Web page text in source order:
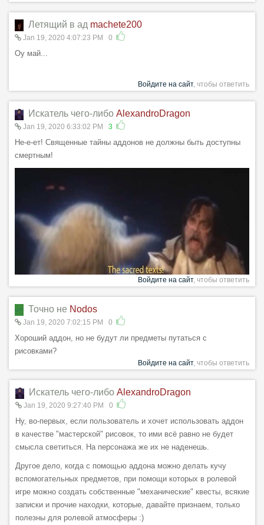
Летящий в ад machete200
Jan 19, 2020 4:07:23 PM 0
Оу май...
Войдите на сайт, чтобы ответить
Искатель чего-либо AlexandroDragon
Jan 19, 2020 6:33:02 PM 3
Не-е-ет! Священные тайны аддонов не должны быть доступны
смертным!
Войдите на сайт, чтобы ответить
Точно не Nodos
Jan 19, 2020 7:02:15 PM 0
Хороший аддон, но не будут ли предметы путаться с
рисовками?
Войдите на сайт, чтобы ответить
Искатель чего-либо AlexandroDragon
Jan 19, 2020 9:27:40 PM 0
Ну, во-первых, если пользователь и хочет использовать аддон
в качестве "мастерской" рисовок, то ими всё равно не будет
смысла светиться. На персонажа же их не наденешь.
Другое дело, когда с помощью аддона можно делать кучу
вспомогательных предметов, при помощи которых в ролевой
игре можно создать собственные "механические" квесты, всякие
записки и прочие находки, которые, давайте признаем, только
полезны для ролевой атмосферы :)